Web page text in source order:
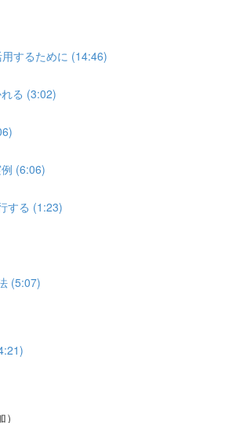
するために (14:46)
る (3:02)
(6:06)
する (1:23)
(5:07)